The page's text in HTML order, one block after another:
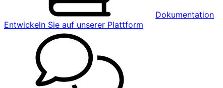
Dokumentation
Entwickeln Sie auf unserer Plattform